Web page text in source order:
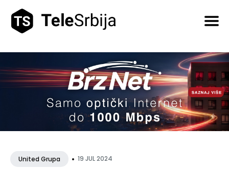
United Grupa • 19 JUL 2024